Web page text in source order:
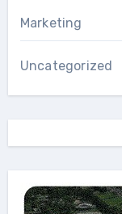
Marketing
Uncategorized